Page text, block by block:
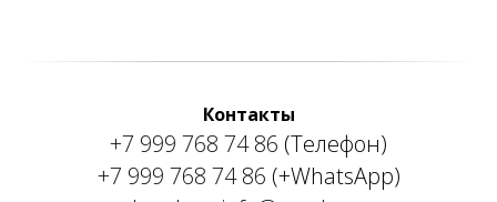
Контакты
+7 999 768 74 86 (Телефон)
+7 999 768 74 86 (+WhatsApp)